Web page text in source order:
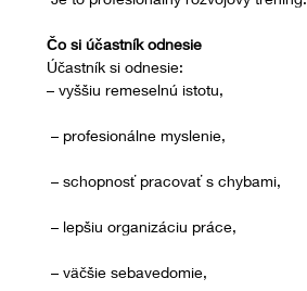
Čo si účastník odnesie
Účastník si odnesie:
– vyššiu remeselnú istotu,
– profesionálne myslenie,
– schopnosť pracovať s chybami,
– lepšiu organizáciu práce,
– väčšie sebavedomie,